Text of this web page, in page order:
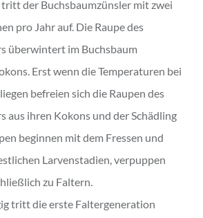
der Buchsbaumzünsler mit zwei
pro Jahr auf. Die Raupe des
überwintert im Buchsbaum
Erst wenn die Temperaturen bei
befreien sich die Raupen des
aus ihren Kokons und der Schädling
beginnen mit dem Fressen und
Larvenstadien, verpuppen
zu Faltern.
tritt die erste Faltergeneration